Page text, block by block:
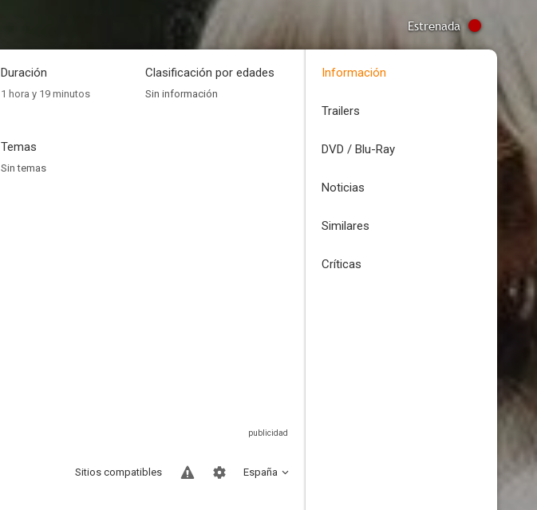
Estrenada
Duración
1 hora y 19 minutos
Clasificación por edades
Sin información
Temas
Sin temas
España
Sitios compatibles
Información
Trailers
DVD / Blu-Ray
Noticias
Similares
Críticas